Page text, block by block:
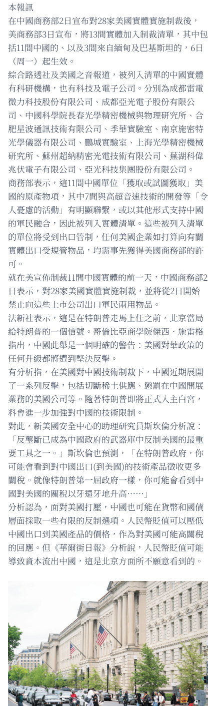
本報訊
在中國商務部2日宣布對28家美國實體實施制裁後，
美商務部3日宣布，將13間實體加入制裁清單，其中包
括11間中國的、以及3間來自緬甸及巴基斯坦的，6日
（周一）起生效。
綜合路透社及美國之音報道，被列入清單的中國實體
有科研機構，也有科技及電子公司。分別為成都雷電
微力科技股份有限公司、成都亞光電子股份有限公
司、中國科學院長春光學精密機械與物理研究所、合
肥星波通訊技術有限公司、季華實驗室、南京施密特
光學儀器有限公司、鵬城實驗室、上海光學精密機械
研究所、蘇州超納精密光電技術有限公司、蕪湖科偉
兆伏電子有限公司、亞光科技集團股份有限公司。
商務部表示，這11間中國單位「獲取或試圖獲取」美
國的原產物項，其中7間與高超音速技術的開發等「令
人憂慮的活動」有明顯聯繫，或以其他形式支持中國
的軍民融合，因此被列入實體清單。這些被列入清單
的單位將受到出口管制，任何美國企業如打算向有關
實體出口受規管物品，均需事先獲得美國商務部的許
可。
就在美宣佈制裁11間中國實體的前一天，中國商務部2
日表示，對28家美國實體實施制裁，並將從2日開始
禁止向這些上市公司出口軍民兩用物品。
法新社表示，這是在特朗普走馬上任之前，北京當局
給特朗普的一個信號。哥倫比亞商學院傑西．施雷格
指出，中國此舉是一個明確的警告：美國對華政策的
任何升級都將遭到堅決反擊。
有分析指，在美國對中國技術制裁下，中國近期展開
了一系列反擊，包括切斷稀土供應、懲罰在中國開展
業務的美國公司等。隨著特朗普即將正式入主白宮，
料會進一步加強對中國的技術限制。
對此，新美國安全中心的助理研究員斯坎倫分析說：
「反壟斷已成為中國政府的武器庫中反制美國的最重
要工具之一。」斯坎倫也預測，「在特朗普政府，你
可能會看到對中國出口(到美國)的技術產品徵收更多
關稅。就像特朗普第一屆政府一樣，你可能會看到中
國對美國的關稅以牙還牙地升高……」
分析認為，面對美國打壓，中國也可能在貨幣和國債
層面採取一些有限的反制選項。人民幣貶值可以壓低
中國出口到美國產品的價格，作為對美國可能高關稅
的回應。但《華爾街日報》分析說，人民幣貶值可能
導致資本流出中國，這是北京方面所不願意看到的。